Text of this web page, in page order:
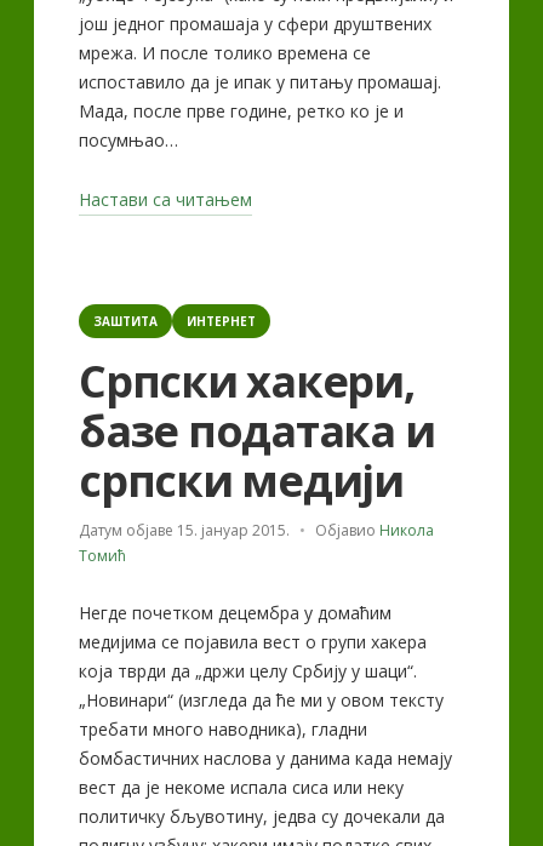
још једног промашаја у сфери друштвених
мрежа. И после толико времена се
испоставило да је ипак у питању промашај.
Мада, после прве године, ретко ко је и
посумњао…
Настави са читањем
година“
Categories
ЗАШТИТА ИНТЕРНЕТ
Српски хакери,
базе података и
српски медији
Датум објаве 15. јануар 2015. Објавио Никола
Томић
Негде почетком децембра у домаћим
медијима се појавила вест о групи хакера
која тврди да „држи целу Србију у шаци“.
„Новинари“ (изгледа да ће ми у овом тексту
требати много наводника), гладни
бомбастичних наслова у данима када немају
вест да је некоме испала сиса или неку
политичку бљувотину, једва су дочекали да